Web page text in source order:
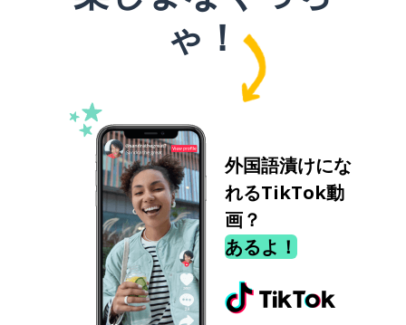
ゃ！
外国語漬けにな
れるTikTok動
画？
あるよ！